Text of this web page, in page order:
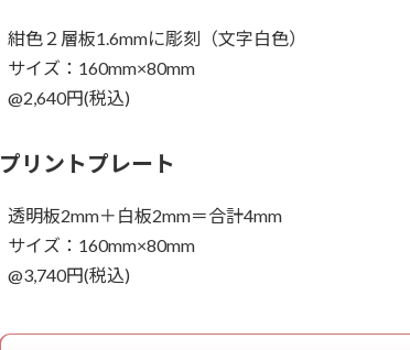
紺色２層板1.6mmに彫刻（文字白色）
サイズ：160mm×80mm
@2,640円(税込)
プリントプレート
透明板2mm＋白板2mm＝合計4mm
サイズ：160mm×80mm
@3,740円(税込)